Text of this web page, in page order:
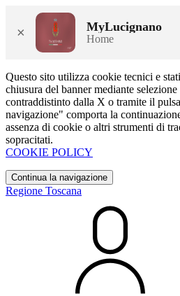
× MyLucignano
Home
Questo sito utilizza cookie tecnici e
chiusura del banner mediante
contraddistinto dalla X o tramite il
navigazione" comporta la
assenza di cookie o altri strumenti di
sopracitati.
COOKIE POLICY
Continua la navigazione
Regione Toscana